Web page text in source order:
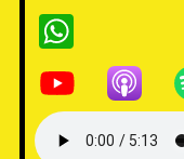
W
h
at
s